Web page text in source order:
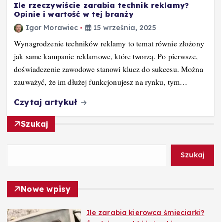
Ile rzeczywiście zarabia technik reklamy?
Opinie i wartość w tej branży
Igor Morawiec 15 września, 2025
Wynagrodzenie techników reklamy to temat równie złożony
jak same kampanie reklamowe, które tworzą. Po pierwsze,
doświadczenie zawodowe stanowi klucz do sukcesu. Można
zauważyć, że im dłużej funkcjonujesz na rynku, tym…
Czytaj artykuł
Szukaj
Szukaj
Nowe wpisy
Ile zarabia kierowca śmieciarki?